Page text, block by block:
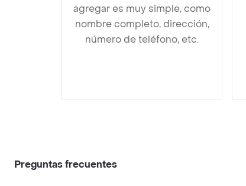
agregar es muy simple, como
nombre completo, dirección,
número de teléfono, etc.
Preguntas frecuentes